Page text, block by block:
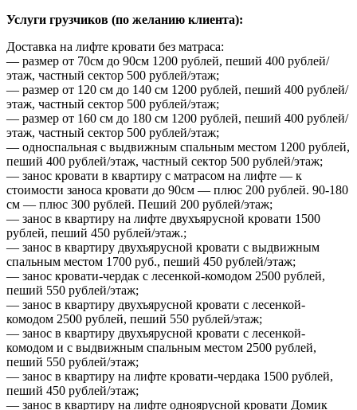
Услуги грузчиков (по желанию клиента):
Доставка на лифте кровати без матраса:
— размер от 70см до 90см 1200 рублей, пеший 400 рублей/
этаж, частный сектор 500 рублей/этаж;
— размер от 120 см до 140 см 1200 рублей, пеший 400 рублей/
этаж, частный сектор 500 рублей/этаж;
— размер от 160 см до 180 см 1200 рублей, пеший 400 рублей/
этаж, частный сектор 500 рублей/этаж;
— односпальная с выдвижным спальным местом 1200 рублей,
пеший 400 рублей/этаж, частный сектор 500 рублей/этаж;
— занос кровати в квартиру с матрасом на лифте — к
стоимости заноса кровати до 90см — плюс 200 рублей. 90-180
см — плюс 300 рублей. Пеший 200 рублей/этаж;
— занос в квартиру на лифте двухъярусной кровати 1500
рублей, пеший 450 рублей/этаж.;
— занос в квартиру двухъярусной кровати с выдвижным
спальным местом 1700 руб., пеший 450 рублей/этаж;
— занос кровати-чердак с лесенкой-комодом 2500 рублей,
пеший 550 рублей/этаж;
— занос в квартиру двухъярусной кровати с лесенкой-
комодом 2500 рублей, пеший 550 рублей/этаж;
— занос в квартиру двухъярусной кровати с лесенкой-
комодом и с выдвижным спальным местом 2500 рублей,
пеший 550 рублей/этаж;
— занос в квартиру на лифте кровати-чердака 1500 рублей,
пеший 450 рублей/этаж;
— занос в квартиру на лифте одноярусной кровати Домик